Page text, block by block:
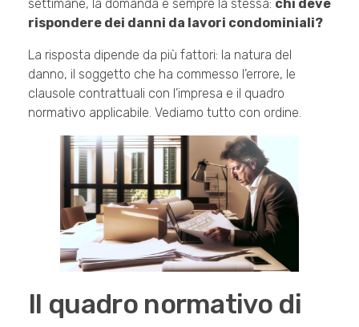
settimane, la domanda è sempre la stessa: chi deve
rispondere dei danni da lavori condominiali?
La risposta dipende da più fattori: la natura del
danno, il soggetto che ha commesso l’errore, le
clausole contrattuali con l’impresa e il quadro
normativo applicabile. Vediamo tutto con ordine.
Il quadro normativo di